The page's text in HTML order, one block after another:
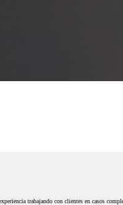
trabajando con clientes en casos